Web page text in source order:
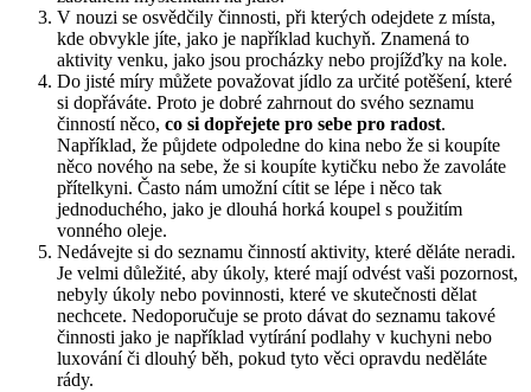
V nouzi se osvědčily činnosti, při kterých odejdete z místa,
kde obvykle jíte, jako je například kuchyň. Znamená to
aktivity venku, jako jsou procházky nebo projížďky na kole.
Do jisté míry můžete považovat jídlo za určité potěšení, které
si dopřáváte. Proto je dobré zahrnout do svého seznamu
činností něco, co si dopřejete pro sebe pro radost.
Například, že půjdete odpoledne do kina nebo že si koupíte
něco nového na sebe, že si koupíte kytičku nebo že zavoláte
přítelkyni. Často nám umožní cítit se lépe i něco tak
jednoduchého, jako je dlouhá horká koupel s použitím
vonného oleje.
Nedávejte si do seznamu činností aktivity, které děláte neradi.
Je velmi důležité, aby úkoly, které mají odvést vaši pozornost,
nebyly úkoly nebo povinnosti, které ve skutečnosti dělat
nechcete. Nedoporučuje se proto dávat do seznamu takové
činnosti jako je například vytírání podlahy v kuchyni nebo
luxování či dlouhý běh, pokud tyto věci opravdu neděláte
rády.